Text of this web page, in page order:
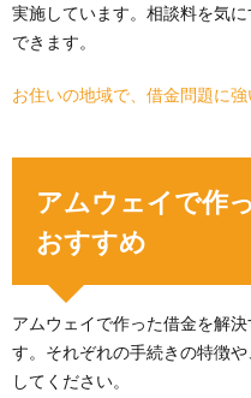
実施しています。相談料を気
できます。
お住いの地域で、借金問題に
アムウェイで作
おすすめ
アムウェイで作った借金を解
す。それぞれの手続きの特徴
してください。